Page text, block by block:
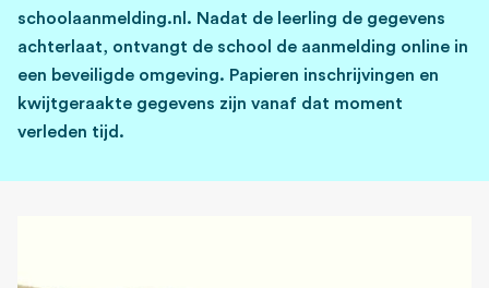
schoolaanmelding.nl. Nadat de leerling de gegevens
achterlaat, ontvangt de school de aanmelding online in
een beveiligde omgeving. Papieren inschrijvingen en
kwijtgeraakte gegevens zijn vanaf dat moment
verleden tijd.